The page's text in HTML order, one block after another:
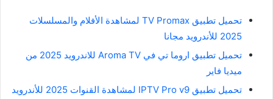
تحميل تطبيق TV Promax لمشاهدة الأفلام والمسلسلات
2025 للأندرويد مجانا
تحميل تطبيق اروما تي في Aroma TV للاندرويد 2025 من
ميديا فاير
تحميل تطبيق IPTV Pro v9 لمشاهدة القنوات 2025 للأندرويد